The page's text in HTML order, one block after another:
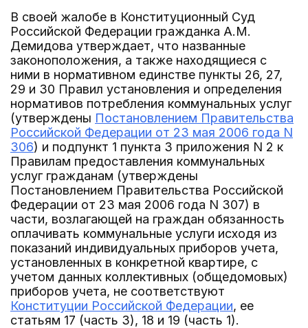
В своей жалобе в Конституционный Суд
Российской Федерации гражданка А.М.
Демидова утверждает, что названные
законоположения, а также находящиеся с
ними в нормативном единстве пункты 26, 27,
29 и 30 Правил установления и определения
нормативов потребления коммунальных услуг
(утверждены Постановлением Правительства
Российской Федерации от 23 мая 2006 года N
306) и подпункт 1 пункта 3 приложения N 2 к
Правилам предоставления коммунальных
услуг гражданам (утверждены
Постановлением Правительства Российской
Федерации от 23 мая 2006 года N 307) в
части, возлагающей на граждан обязанность
оплачивать коммунальные услуги исходя из
показаний индивидуальных приборов учета,
установленных в конкретной квартире, с
учетом данных коллективных (общедомовых)
приборов учета, не соответствуют
Конституции Российской Федерации, ее
статьям 17 (часть 3), 18 и 19 (часть 1).